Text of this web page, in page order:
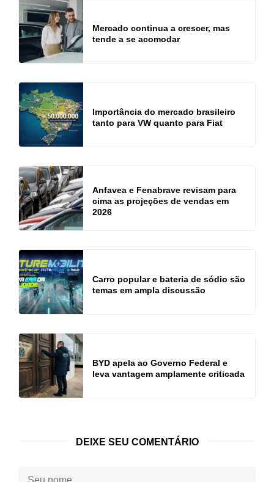
Mercado continua a crescer, mas
tende a se acomodar
Importância do mercado brasileiro
tanto para VW quanto para Fiat
Anfavea e Fenabrave revisam para
cima as projeções de vendas em
2026
Carro popular e bateria de sódio são
temas em ampla discussão
BYD apela ao Governo Federal e
leva vantagem amplamente criticada
DEIXE SEU COMENTÁRIO
Seu